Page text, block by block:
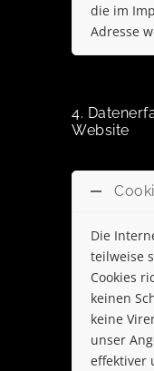
die im
Adresse
4.
Website
Die
teilweise
Cookies
keinen
keine
unser
effektiver